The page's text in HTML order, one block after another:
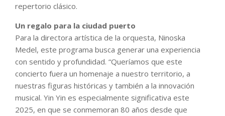
repertorio clásico.
Un regalo para la ciudad puerto
Para la directora artística de la orquesta, Ninoska
Medel, este programa busca generar una experiencia
con sentido y profundidad. “Queríamos que este
concierto fuera un homenaje a nuestro territorio, a
nuestras figuras históricas y también a la innovación
musical. Yin Yin es especialmente significativa este
2025, en que se conmemoran 80 años desde que